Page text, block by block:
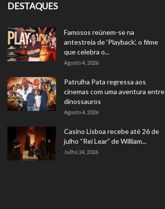
DESTAQUES
Famosos reúnem-se na
antestreia de ‘Playback’, o filme
que celebra o...
Agosto 4, 2026
Patrulha Pata regressa aos
cinemas com uma aventura entre
dinossauros
Agosto 4, 2026
Casino Lisboa recebe até 26 de
julho “Rei Lear” de William...
Julho 24, 2026